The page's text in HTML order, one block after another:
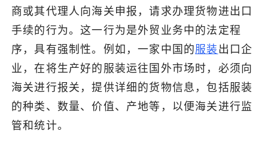
商或其代理人向海关申报，请求办理货物进出口
手续的行为。这一行为是外贸业务中的法定程
序，具有强制性。例如，一家中国的服装 出口企
业，在将生产好的服装运往国外市场时，必须向
海关进行报关，提供详细的货物信息，包括服装
的种类、数量、价值、产地等，以便海关进行监
管和统计。